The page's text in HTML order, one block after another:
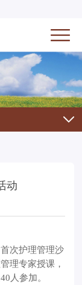
动
次护理管理沙
理专家授课，
人参加。